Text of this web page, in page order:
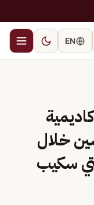
EN
خلال
سكيب